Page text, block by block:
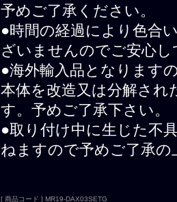
予めご了承ください。
●時間の経過により色合
ざいませんのでご安心
●海外輸入品となります
本体を改造又は分解され
す。予めご了承下さい。
●取り付け中に生じた不
ねますので予めご了承
[ 商品コード ] MR19-DAX03SETG